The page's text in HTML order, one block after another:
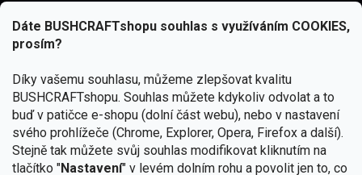
Dáte BUSHCRAFTshopu souhlas s využíváním COOKIES,
prosím?
Díky vašemu souhlasu, můžeme zlepšovat kvalitu
BUSHCRAFTshopu. Souhlas můžete kdykoliv odvolat a to
buď v patičce e-shopu (dolní část webu), nebo v nastavení
svého prohlížeče (Chrome, Explorer, Opera, Firefox a další).
Stejně tak můžete svůj souhlas modifikovat kliknutím na
tlačítko "Nastavení" v levém dolním rohu a povolit jen to, co